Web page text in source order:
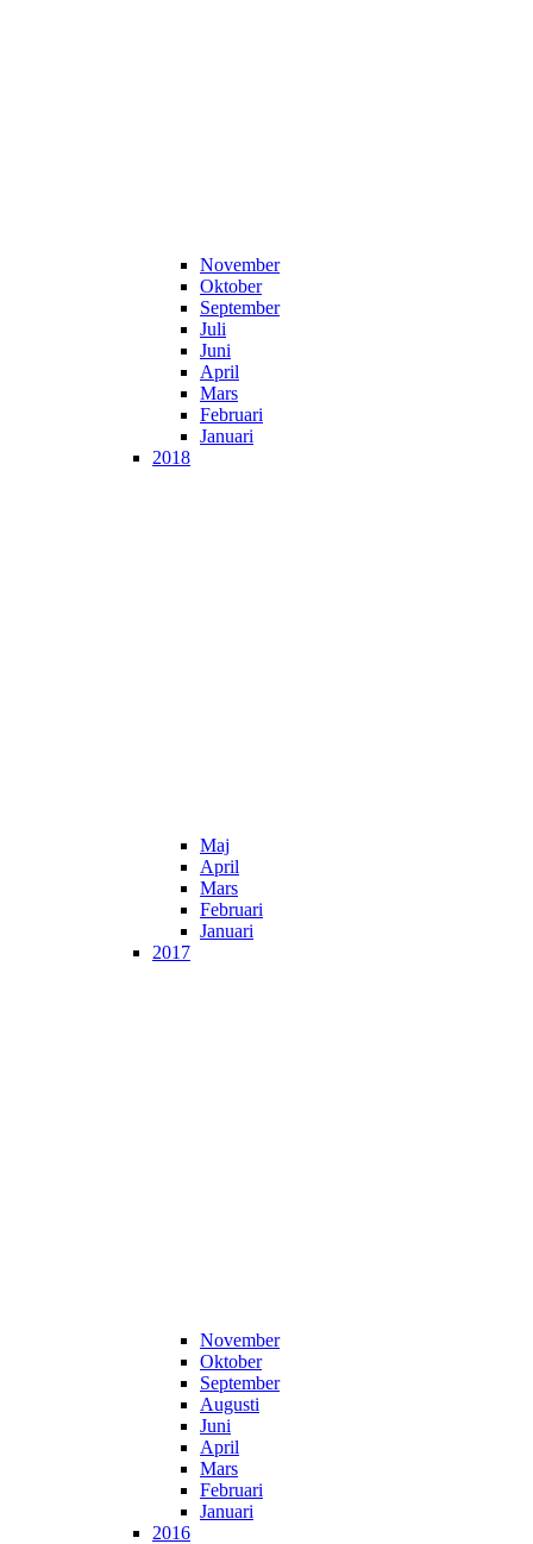
November
Oktober
September
Juli
Juni
April
Mars
Februari
Januari
2018
Maj
April
Mars
Februari
Januari
2017
November
Oktober
September
Augusti
Juni
April
Mars
Februari
Januari
2016